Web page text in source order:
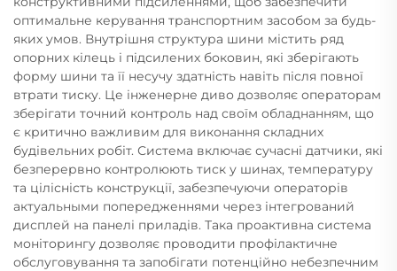
оптимальне керування транспортним засобом за будь-
яких умов. Внутрішня структура шини містить ряд
опорних кілець і підсилених боковин, які зберігають
форму шини та її несучу здатність навіть після повної
втрати тиску. Це інженерне диво дозволяє операторам
зберігати точний контроль над своїм обладнанням, що
є критично важливим для виконання складних
будівельних робіт. Система включає сучасні датчики, які
безперервно контролюють тиск у шинах, температуру
та цілісність конструкції, забезпечуючи операторів
актуальными попередженнями через інтегрований
дисплей на панелі приладів. Така проактивна система
моніторингу дозволяє проводити профілактичне
обслуговування та запобігати потенційно небезпечним